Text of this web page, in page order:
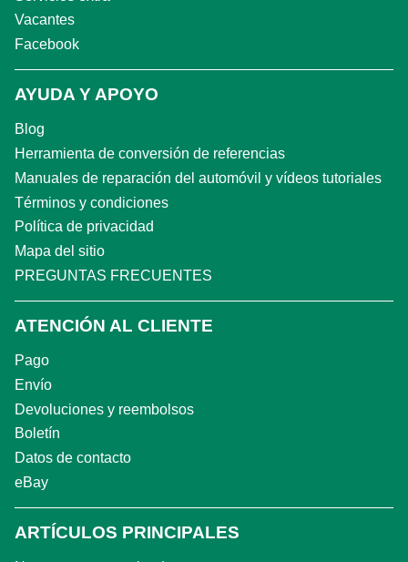
Vacantes
Facebook
AYUDA Y APOYO
Blog
Herramienta de conversión de referencias
Manuales de reparación del automóvil y vídeos tutoriales
Términos y condiciones
Política de privacidad
Mapa del sitio
PREGUNTAS FRECUENTES
ATENCIÓN AL CLIENTE
Pago
Envío
Devoluciones y reembolsos
Boletín
Datos de contacto
eBay
ARTÍCULOS PRINCIPALES